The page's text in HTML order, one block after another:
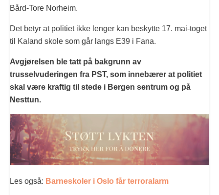
Bård-Tore Norheim.
Det betyr at politiet ikke lenger kan beskytte 17. mai-toget
til Kaland skole som går langs E39 i Fana.
Avgjørelsen ble tatt på bakgrunn av
trusselvuderingen fra PST, som innebærer at politiet
skal være kraftig til stede i Bergen sentrum og på
Nesttun.
Les også: Barneskoler i Oslo får terroralarm